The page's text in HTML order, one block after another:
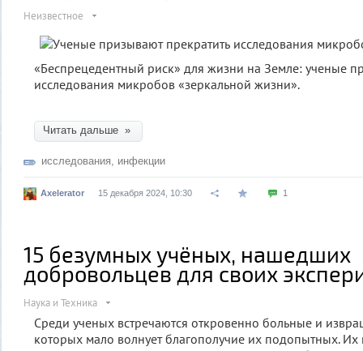
Неизвестное
«Беспрецедентный риск» для жизни на Земле: ученые
исследования микробов «зеркальной жизни».
Читать дальше »
исследования, инфекции
Axelerator 15 декабря 2024, 10:30 1
15 безумных учёных, нашедших
добровольцев для своих
Наука и Техника
Среди ученых встречаются откровенно больные и
которых мало волнует благополучие их подопытных.